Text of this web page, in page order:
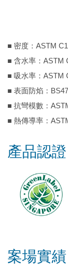
■ 密度：ASTM
■ 含水率：ASTM
■ 吸水率：ASTM
■ 表面防焰：
■ 抗彎模數：
■ 熱傳導率：
產品認證
案場實績